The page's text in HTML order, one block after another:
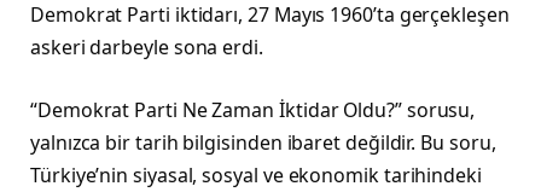
Demokrat Parti iktidarı, 27 Mayıs 1960’ta gerçekleşen
askeri darbeyle sona erdi.
“Demokrat Parti Ne Zaman İktidar Oldu?” sorusu,
yalnızca bir tarih bilgisinden ibaret değildir. Bu soru,
Türkiye’nin siyasal, sosyal ve ekonomik tarihindeki